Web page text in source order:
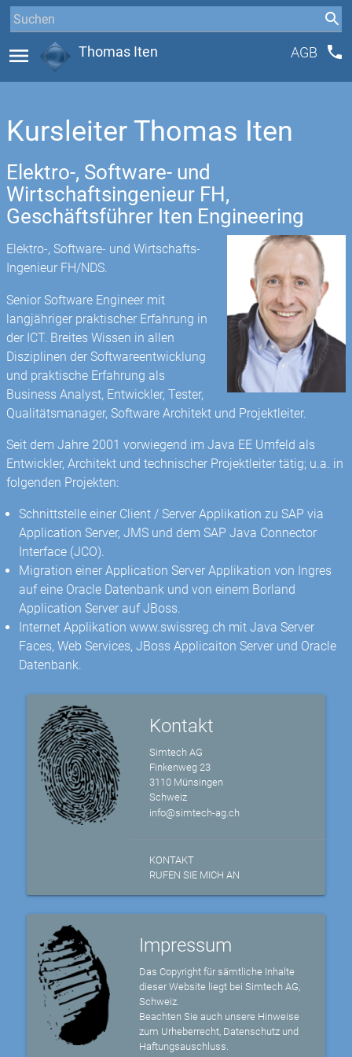
menu Thomas Iten AGB phone
Kursleiter Thomas Iten
Elektro-, Software- und
Wirtschaftsingenieur FH,
Geschäftsführer Iten Engineering
Elektro-, Software- und Wirtschafts-
Ingenieur FH/NDS.
Senior Software Engineer mit
langjähriger praktischer Erfahrung in
der ICT. Breites Wissen in allen
Disziplinen der Softwareentwicklung
und praktische Erfahrung als
Business Analyst, Entwickler, Tester,
Qualitätsmanager, Software Architekt und Projektleiter.
Seit dem Jahre 2001 vorwiegend im Java EE Umfeld als
Entwickler, Architekt und technischer Projektleiter tätig; u.a. in
folgenden Projekten:
Schnittstelle einer Client / Server Applikation zu SAP via
Application Server, JMS und dem SAP Java Connector
Interface (JCO).
Migration einer Application Server Applikation von Ingres
auf eine Oracle Datenbank und von einem Borland
Application Server auf JBoss.
Internet Applikation www.swissreg.ch mit Java Server
Faces, Web Services, JBoss Applicaiton Server und Oracle
Datenbank.
Kontakt
Simtech AG
Finkenweg 23
3110 Münsingen
Schweiz
info@simtech-ag.ch
KONTAKT
RUFEN SIE MICH AN
Impressum
Das Copyright für sämtliche Inhalte
dieser Website liegt bei Simtech AG,
Schweiz.
Beachten Sie auch unsere Hinweise
zum Urheberrecht, Datenschutz und
Haftungsauschluss.